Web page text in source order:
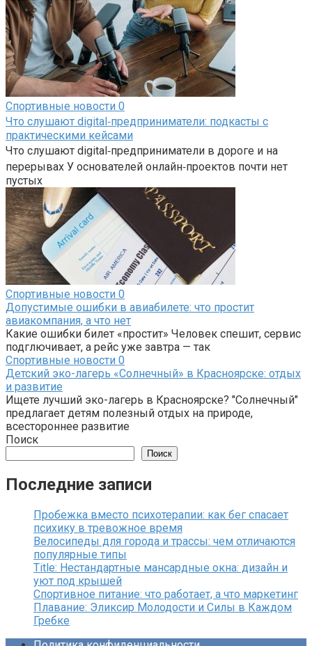
Спортивные новости 0
Что слушают digital‑предприниматели: подкасты с
практическими кейсами
Что слушают digital‑предприниматели в дороге и на
перерывах У основателей онлайн‑проектов почти нет
пустых
Спортивные новости 0
Допустимые ошибки в авиабилете: что простит
авиакомпания, а что нет
Какие ошибки билет «простит» Человек спешит, сервис
подглючивает, а рейс уже завтра — так
Спортивные новости 0
Детский эко-лагерь «Солнечный» в Красноярске: отдых
и развитие
Ищете лучший эко-лагерь в Красноярске? "Солнечный"
предлагает детям полезный отдых на природе,
всестороннее развитие
Поиск
Поиск
Последние записи
Пробежка вместо психотерапии: как бег спасает
психику в тревожное время
Велосипеды для города и трассы: чем отличаются
популярные типы
Title: Нестандартные мансардные окна: дизайн и
уют под крышей
Спортивное питание: что работает, а что маркетинг
Плавание: Эликсир Молодости и Силы в Каждом
Гребке